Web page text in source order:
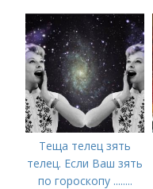
Любови и матери их
Софии 30 сентября
2022 года
Теща телец зять
телец. Если Ваш зять
по гороскопу ........